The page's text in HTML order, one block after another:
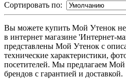
Сортировать по:
Вы можете купить Мой Утенок
в интернет магазине 'Интернет-
представлены Мой Утенок с
технические характеристики,
посетителей. Мы предлагаем
брендов с гарантией и доставкой.